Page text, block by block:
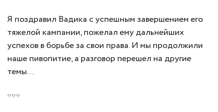
Я поздравил Вадика с успешным завершением его
тяжелой кампании, пожелал ему дальнейших
успехов в борьбе за свои права. И мы продолжили
наше пивопитие, а разговор перешел на другие
темы…
***